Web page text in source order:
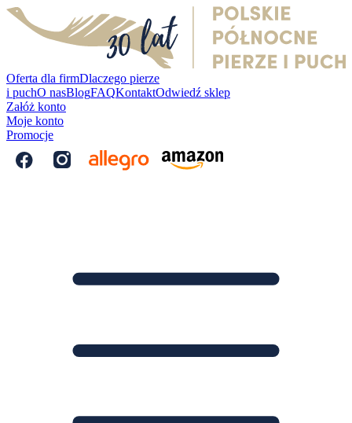
Oferta dla firmDlaczego pierze
i puchO nasBlogFAQKontaktOdwiedź sklep
Załóż konto
Moje konto
Promocje